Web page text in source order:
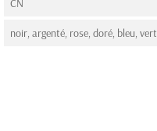
CN
noir, argenté, rose, doré, bleu, vert